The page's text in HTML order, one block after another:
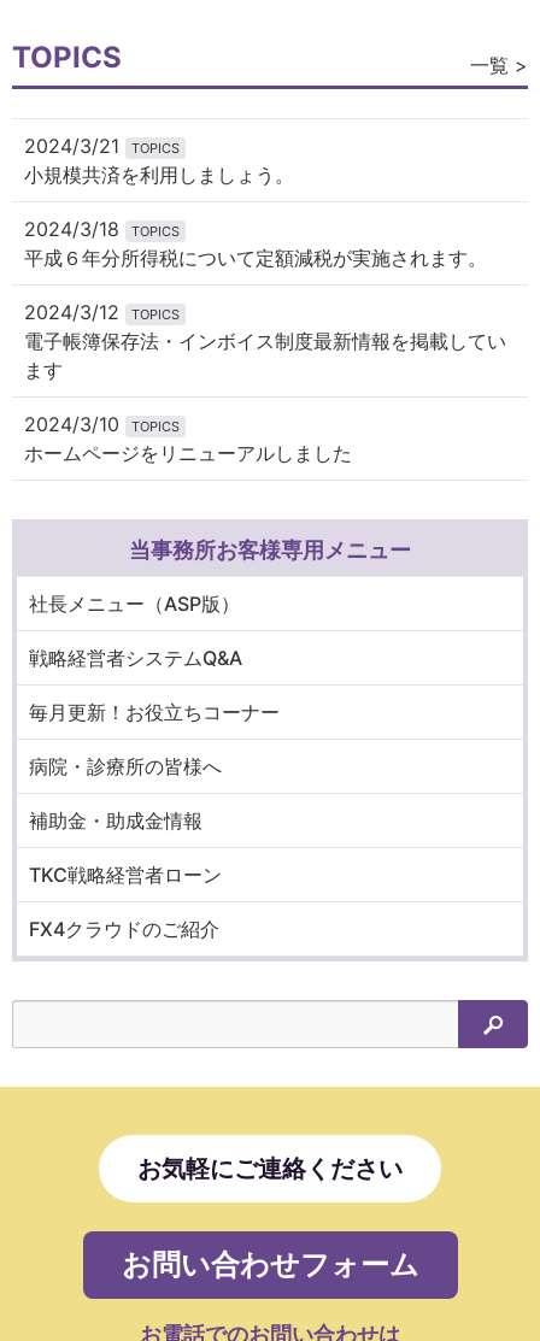
TOPICS 一覧 >
2024/3/21 TOPICS
小規模共済を利用しましょう。
2024/3/18 TOPICS
平成６年分所得税について定額減税が実施されます。
2024/3/12 TOPICS
電子帳簿保存法・インボイス制度最新情報を掲載してい
ます
2024/3/10 TOPICS
ホームページをリニューアルしました
当事務所お客様専用メニュー
社長メニュー（ASP版）
戦略経営者システムQ&A
毎月更新！お役立ちコーナー
病院・診療所の皆様へ
補助金・助成金情報
TKC戦略経営者ローン
FX4クラウドのご紹介
検索
お気軽にご連絡ください
お問い合わせフォーム
お電話でのお問い合わせは